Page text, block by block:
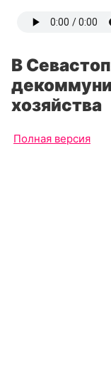
В
хозяйства
Полная версия